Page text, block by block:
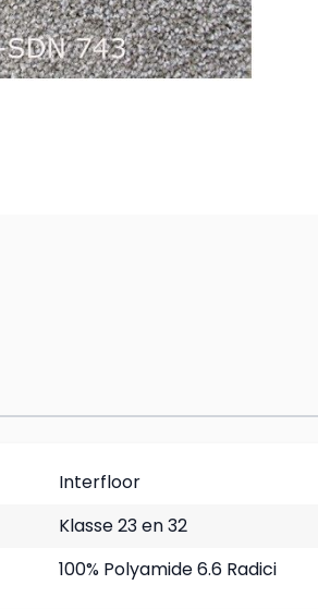
Interfloor
Klasse 23 en 32
100% Polyamide 6.6 Radici